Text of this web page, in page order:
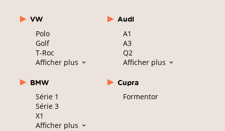
VW
Polo
Golf
T-Roc
Afficher plus
Audi
A1
A3
Q2
Afficher plus
BMW
Série 1
Série 3
X1
Afficher plus
Cupra
Formentor